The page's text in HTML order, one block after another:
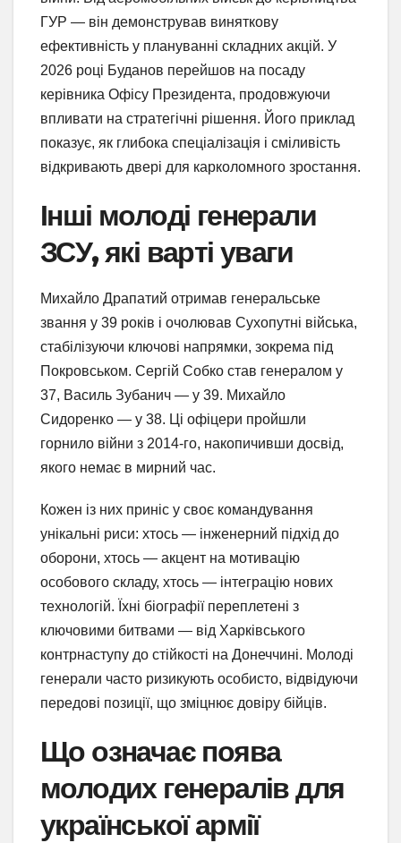
ГУР — він демонстрував виняткову
ефективність у плануванні складних акцій. У
2026 році Буданов перейшов на посаду
керівника Офісу Президента, продовжуючи
впливати на стратегічні рішення. Його приклад
показує, як глибока спеціалізація і сміливість
відкривають двері для карколомного зростання.
Інші молоді генерали
ЗСУ, які варті уваги
Михайло Драпатий отримав генеральське
звання у 39 років і очолював Сухопутні війська,
стабілізуючи ключові напрямки, зокрема під
Покровськом. Сергій Собко став генералом у
37, Василь Зубанич — у 39. Михайло
Сидоренко — у 38. Ці офіцери пройшли
горнило війни з 2014-го, накопичивши досвід,
якого немає в мирний час.
Кожен із них приніс у своє командування
унікальні риси: хтось — інженерний підхід до
оборони, хтось — акцент на мотивацію
особового складу, хтось — інтеграцію нових
технологій. Їхні біографії переплетені з
ключовими битвами — від Харківського
контрнаступу до стійкості на Донеччині. Молоді
генерали часто ризикують особисто, відвідуючи
передові позиції, що зміцнює довіру бійців.
Що означає поява
молодих генералів для
української армії